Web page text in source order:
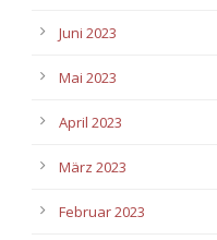
Juni 2023
Mai 2023
April 2023
März 2023
Februar 2023